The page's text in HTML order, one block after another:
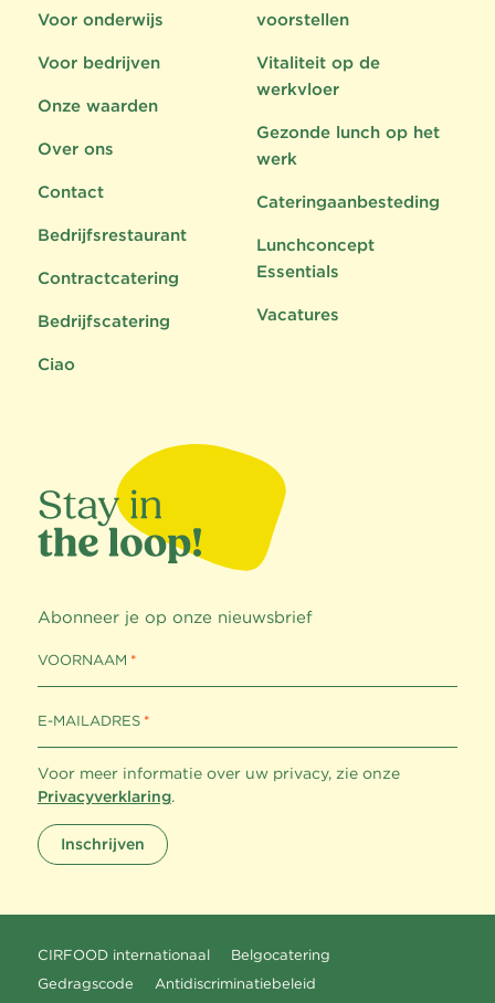
Voor onderwijs
Voor bedrijven
Onze waarden
Over ons
Contact
Bedrijfsrestaurant
Contractcatering
Bedrijfscatering
Ciao
voorstellen
Vitaliteit op de
werkvloer
Gezonde lunch op het
werk
Cateringaanbesteding
Lunchconcept
Essentials
Vacatures
Abonneer je op onze nieuwsbrief
VOORNAAM
E-MAILADRES
Voor meer informatie over uw privacy, zie onze
Privacyverklaring.
Inschrijven
CIRFOOD internationaal
Belgocatering
Gedragscode
Antidiscriminatiebeleid